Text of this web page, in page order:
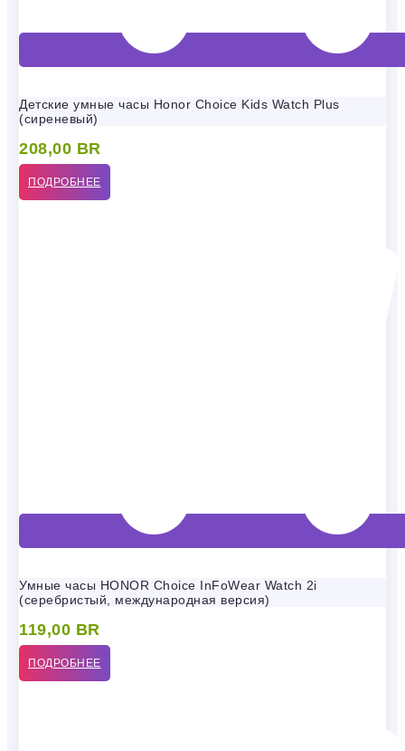
Детские умные часы Honor Choice Kids Watch Plus
(сиреневый)
208,00 BR
ПОДРОБНЕЕ
Умные часы HONOR Choice InFoWear Watch 2i
(серебристый, международная версия)
119,00 BR
ПОДРОБНЕЕ